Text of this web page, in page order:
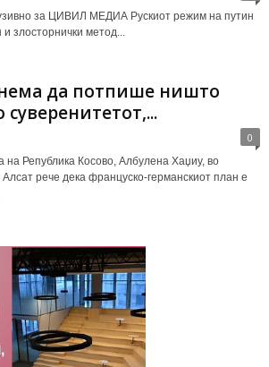
за ЦИВИЛ МЕДИА Рускиот режим на путин
злосторнички метод...
да потпише ништо
суверенитетот,...
0
на Република Косово, Албулена Хаџиу, во
Алсат рече дека француско-германскиот план е